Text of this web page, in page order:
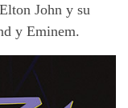
John y su
y Eminem.